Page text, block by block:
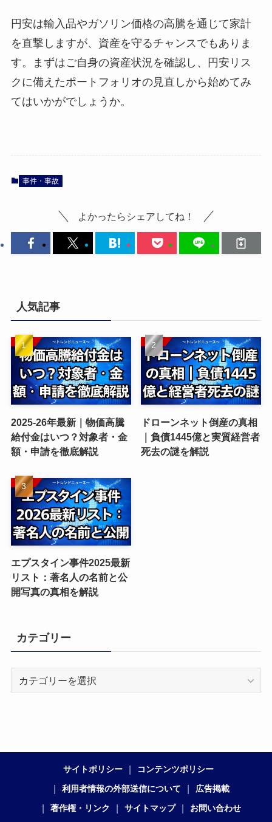
円安は輸入品やガソリン価格の高騰を通じて家計
を直撃しますが、資産を守るチャンスでもありま
す。まずはご自身の資産状況を確認し、円安リス
クに備えたポートフォリオの見直しから始めてみ
てはいかがでしょうか。
事件・事故
よかったらシェアしてね！
人気記事
2025-26年最新｜物価高騰
給付金はいつ？対象者・金
額・申請を徹底解説
ドローンネット倒産の真相
｜負債1445億と実質経営者
死去の謎を解説
エプスタイン事件2025最新
リスト：著名人の名前と公
開写真の真相を解説
カテゴリー
サイトポリシー コンテンツポリシー
利用者情報の外部送信について 広告掲載
著作権・リンク サイトマップ お問い合わせ